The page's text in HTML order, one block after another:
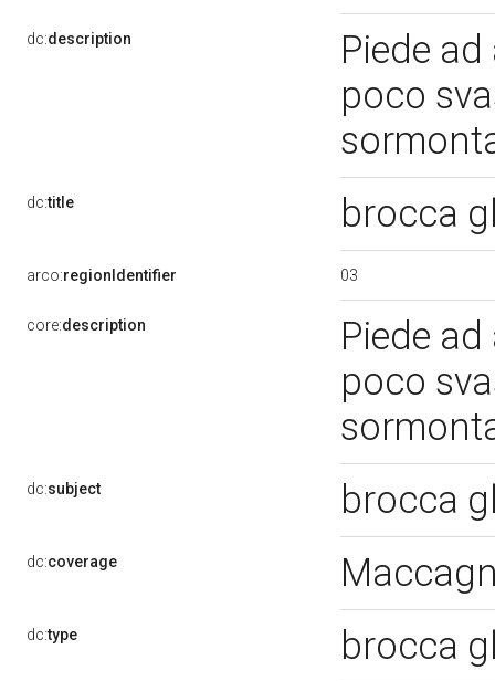
dc:description
Piede
poco
dc:title brocca
arco:regionIdentifier 03
core:description
Piede
poco
dc:subject brocca
dc:coverage
dc:type brocca